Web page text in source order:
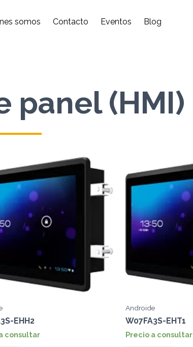
somos Contacto Eventos Blog
panel (HMI)
EHH2
consultar
Androide
W07FA3S-EHT1
Precio a consultar